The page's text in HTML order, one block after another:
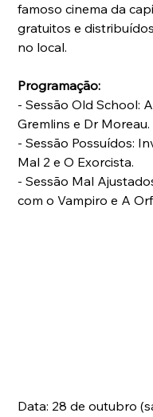
famoso cinema da
gratuitos e
no local.
Programação:
- Sessão Old School:
Gremlins e Dr Moreau.
- Sessão Possuídos:
Mal 2 e O Exorcista.
- Sessão Mal
com o Vampiro e A
Data: 28 de outubro